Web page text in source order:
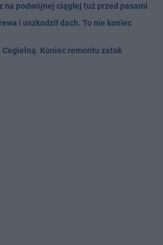
na podwójnej ciągłej tuż przed pasami
i uszkodził dach. To nie koniec
Cegielną. Koniec remontu zatok